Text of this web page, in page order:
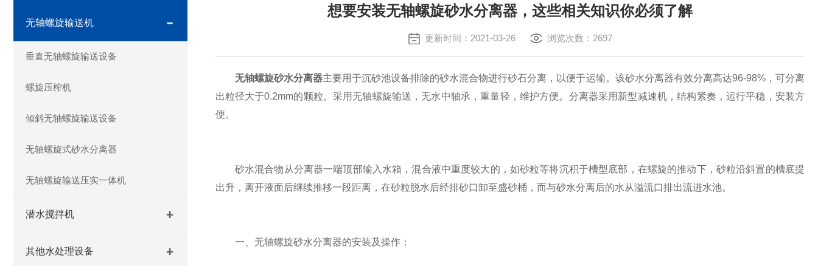
无轴螺旋输送机
垂直无轴螺旋输送设备
螺旋压榨机
倾斜无轴螺旋输送设备
无轴螺旋式砂水分离器
无轴螺旋输送压实一体机
潜水搅拌机
其他水处理设备
想要安装无轴螺旋砂水分离器，这些相关知识你必须了解
更新时间：2021-03-26 浏览次数：2697
无轴螺旋砂水分离器主要用于沉砂池设备排除的砂水混合物进行砂石分离，以便于运输。该砂水分离器有效分离高达96-98%，可分离
出粒径大于0.2mm的颗粒。采用无轴螺旋输送，无水中轴承，重量轻，维护方便。分离器采用新型减速机，结构紧奏，运行平稳，安装方
便。
砂水混合物从分离器一端顶部输入水箱，混合液中重度较大的，如砂粒等将沉积于槽型底部，在螺旋的推动下，砂粒沿斜置的槽底提
出升，离开液面后继续推移一段距离，在砂粒脱水后经排砂口卸至盛砂桶，而与砂水分离后的水从溢流口排出流进水池。
一、无轴螺旋砂水分离器的安装及操作：